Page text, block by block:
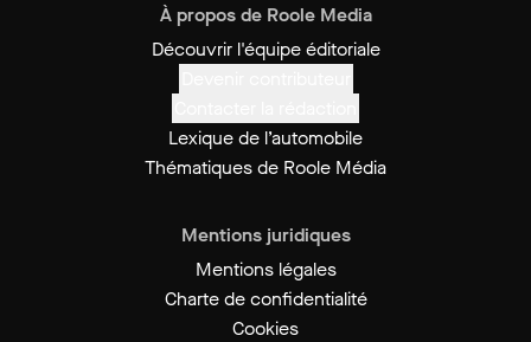
À propos de Roole Media
Découvrir l'équipe éditoriale
Lexique de l’automobile
Thématiques de Roole Média
Mentions juridiques
Mentions légales
Charte de confidentialité
Cookies